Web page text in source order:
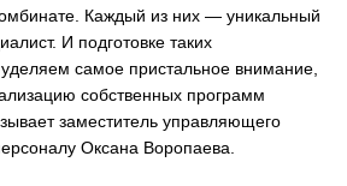
Каждый из них — уникальный
И подготовке таких
самое пристальное внимание,
собственных программ
заместитель управляющего
Оксана Воропаева.